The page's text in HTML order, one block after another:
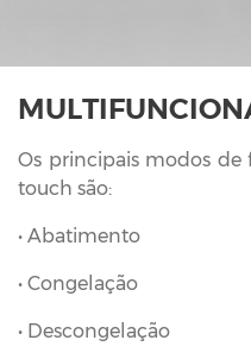
Os principais modos
touch são:
• Abatimento
• Congelação
• Descongelação